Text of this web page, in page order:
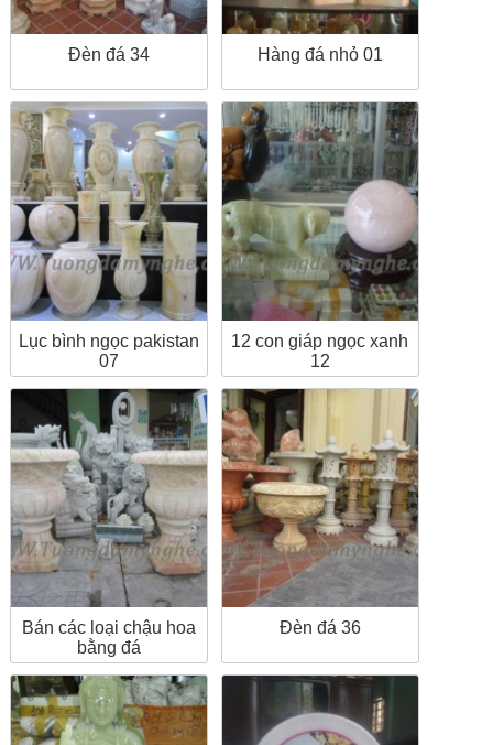
Đèn đá 34 Hàng đá nhỏ 01
Lục bình ngọc pakistan
07
12 con giáp ngọc xanh
12
Bán các loại chậu hoa
bằng đá
Đèn đá 36